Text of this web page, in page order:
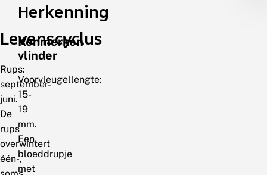
Levenscyclus
Rups:
september-
juni.
De
rups
overwintert
één-,
Herkenning
Kenmerken
vlinder
Voorvleugellengte:
15-
19
mm.
Een
bloeddrupje
met